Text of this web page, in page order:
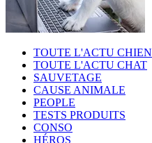
TOUTE L'ACTU CHIEN
TOUTE L'ACTU CHAT
SAUVETAGE
CAUSE ANIMALE
PEOPLE
TESTS PRODUITS
CONSO
HÉROS